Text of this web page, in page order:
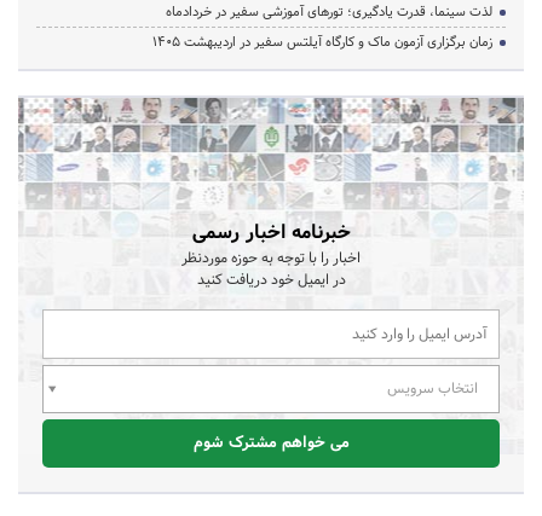
لذت سینما، قدرت یادگیری؛ تورهای آموزشی سفیر در خردادماه
زمان برگزاری آزمون ماک و کارگاه آیلتس سفیر در اردیبهشت 1405
خبرنامه اخبار رسمی
اخبار را با توجه به حوزه موردنظر
در ایمیل خود دریافت کنید
انتخاب سرویس
می خواهم مشترک شوم